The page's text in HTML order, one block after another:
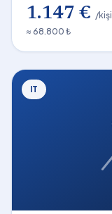
1.147 € /kişi
≈ 68.800 ₺
IT